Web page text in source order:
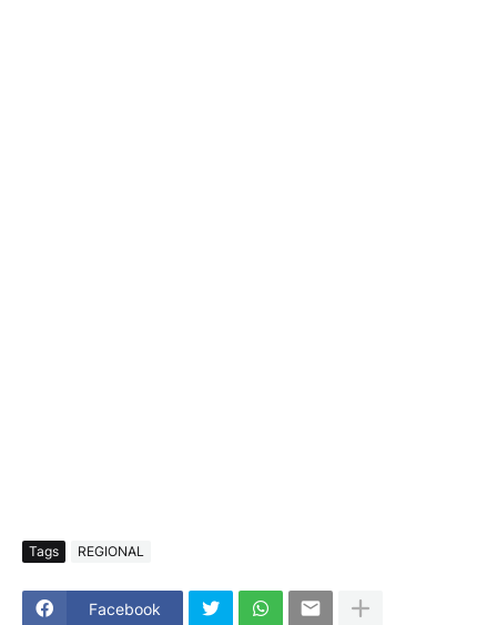
Tags REGIONAL
Facebook